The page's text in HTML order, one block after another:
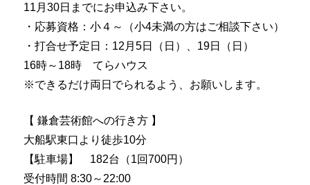
11月30日までにお申込み下さい。
・応募資格：小４～（小4未満の方はご相談下さい）
・打合せ予定日：12月5日（日）、19日（日）
16時～18時 てらハウス
※できるだけ両日でられるよう、お願いします。
【 鎌倉芸術館への行き方 】
大船駅東口より徒歩10分
【駐車場】 182台（1回700円）
受付時間 8:30～22:00